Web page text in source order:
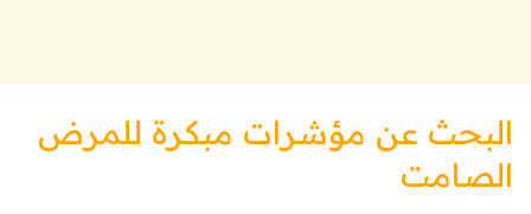
البحث عن مؤشرات مبكرة للمرض
الصامت